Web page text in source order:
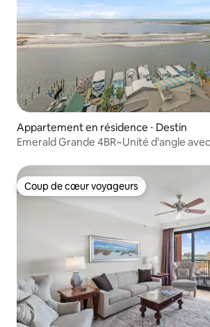
Appartement en résidence ⋅ Destin
Emerald Grande 4BR~Unité d'angle
Coup de cœur voyageurs
Coup de cœur voyageurs